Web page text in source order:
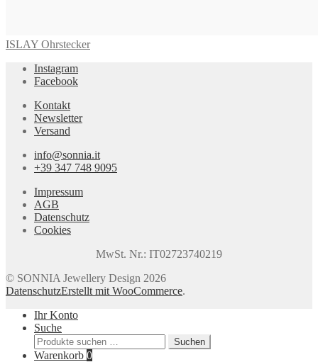
ISLAY Ohrstecker
Instagram
Facebook
Kontakt
Newsletter
Versand
info@sonnia.it
+39 347 748 9095
Impressum
AGB
Datenschutz
Cookies
MwSt. Nr.: IT02723740219
© SONNIA Jewellery Design 2026
DatenschutzErstellt mit WooCommerce.
Ihr Konto
Suche
Suchen
nach:
Suchen
Warenkorb 0